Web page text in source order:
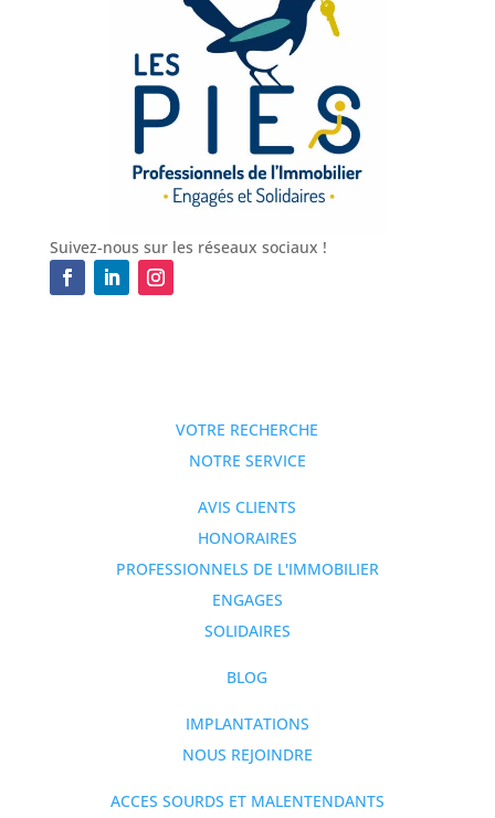
Suivez-nous sur les réseaux sociaux !
VOTRE RECHERCHE
NOTRE SERVICE
AVIS CLIENTS
HONORAIRES
PROFESSIONNELS DE L'IMMOBILIER
ENGAGES
SOLIDAIRES
BLOG
IMPLANTATIONS
NOUS REJOINDRE
ACCES SOURDS ET MALENTENDANTS